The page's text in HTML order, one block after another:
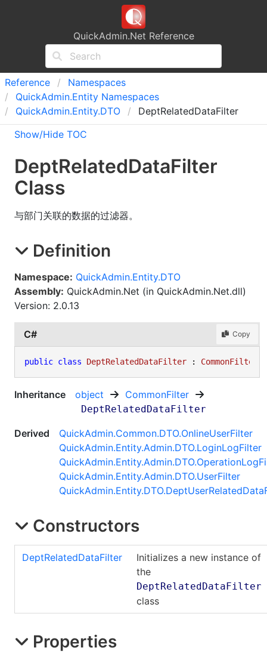
QuickAdmin.Net Reference
Reference
Namespaces
QuickAdmin.Entity Namespaces
QuickAdmin.Entity.DTO
DeptRelatedDataFilter
Show/Hide TOC
DeptRelatedDataFilter
Class
与部门关联的数据的过滤器。
Definition
Namespace: QuickAdmin.Entity.DTO
Assembly: QuickAdmin.Net (in QuickAdmin.Net.dll)
Version: 2.0.13
C# Copy
public class DeptRelatedDataFilter : CommonFilter
Inheritance object CommonFilter
DeptRelatedDataFilter
Derived QuickAdmin.Common.DTO.OnlineUserFilter
QuickAdmin.Entity.Admin.DTO.LoginLogFilter
QuickAdmin.Entity.Admin.DTO.
QuickAdmin.Entity.Admin.DTO.UserFilter
QuickAdmin.Entity.DTO.
Constructors
DeptRelatedDataFilter
Initializes a new instance of
the
DeptRelatedDataFilter
class
Properties